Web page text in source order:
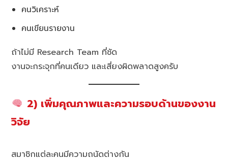
คนวิเคราะห์
คนเขียนรายงาน
ถ้าไม่มี Research Team ที่ชัด
งานจะกระจุกที่คนเดียว และเสี่ยงผิดพลาดสูงครับ
2) เพิ่มคุณภาพและความรอบด้านของงาน
วิจัย
สมาชิกแต่ละคนมีความถนัดต่างกัน